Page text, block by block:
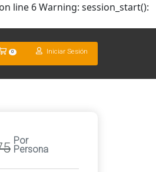
line 6 Warning: session_start():
0 Iniciar Sesión
Por
Persona